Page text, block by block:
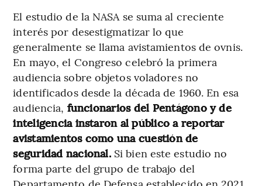
El estudio de la NASA se suma al creciente
interés por desestigmatizar lo que
generalmente se llama avistamientos de ovnis.
En mayo, el Congreso celebró la primera
audiencia sobre objetos voladores no
identificados desde la década de 1960. En esa
audiencia, funcionarios del Pentágono y de
inteligencia instaron al público a reportar
avistamientos como una cuestión de
seguridad nacional.Si bien este estudio no
forma parte del grupo de trabajo del